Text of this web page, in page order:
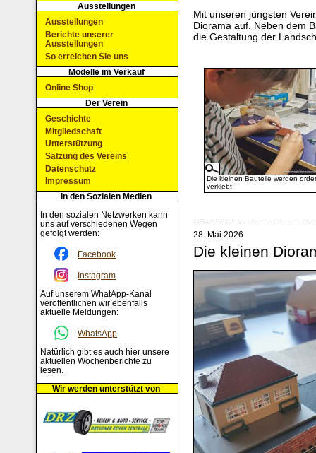
Mit unseren jüngsten
Diorama auf. Neben dem
die Gestaltung der
Die kleinen Bauteile werden
verklebt
28. Mai 2026
Die kleinen
Ausstellungen
Ausstellungen
Berichte unserer
Ausstellungen
So erreichen Sie uns
Modelle im Verkauf
Online Shop
Der Verein
Geschichte
Mitgliedschaft
Unterstützung
Satzung des Vereins
Datenschutz
Impressum
In den Sozialen Medien
In den sozialen Netzwerken kann
uns auf verschiedenen Wegen
gefolgt werden:
Facebook
Instagram
Auf unserem WhatApp-Kanal
veröffentlichen wir ebenfalls
aktuelle Meldungen:
WhatsApp
Natürlich gibt es auch hier unsere
aktuellen Wochenberichte zu
lesen.
Wir werden unterstützt von